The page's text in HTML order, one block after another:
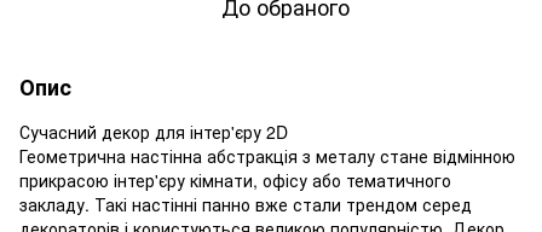
Опис
Сучасний декор для інтер'єру 2D
Геометрична настінна абстракція з металу стане відмінною
прикрасою інтер'єру кімнати, офісу або тематичного
закладу. Такі настінні панно вже стали трендом серед